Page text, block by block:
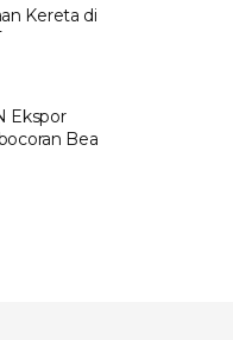
Kereta di
Ekspor
Bea